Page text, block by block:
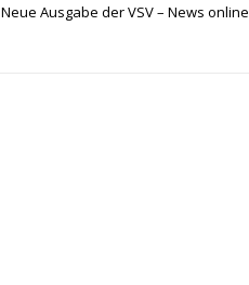
Neue Ausgabe der VSV – News online